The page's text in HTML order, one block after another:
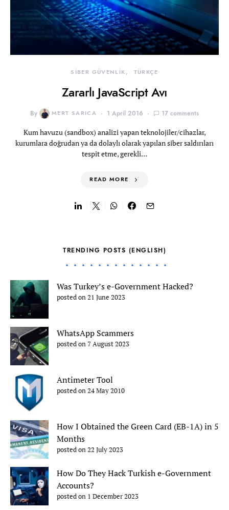
SİBER GÜVENLİK TÜRKÇE
Zararlı JavaScript Avı
By MERT SARICA 1 April 2016 17 comments
Kum havuzu (sandbox) analizi yapan teknolojiler/cihazlar,
kurumlara doğrudan ya da dolaylı olarak yapılan siber saldırıları
tespit etme, gerekli…
READ MORE
TRENDING POSTS (ENGLISH)
Was Turkey’s e-Government Hacked?
posted on 21 June 2023
WhatsApp Scammers
posted on 7 August 2023
Antimeter Tool
posted on 24 May 2010
How I Obtained the Green Card (EB-1A) in 5
Months
posted on 22 July 2023
How Do They Hack Turkish e-Government
Accounts?
posted on 1 December 2023